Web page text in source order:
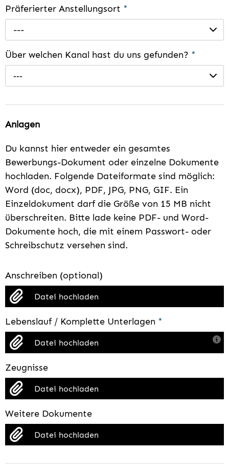
Präferierter Anstellungsort *
---
Über welchen Kanal hast du uns gefunden? *
---
Anlagen
Du kannst hier entweder ein gesamtes
Bewerbungs-Dokument oder einzelne Dokumente
hochladen. Folgende Dateiformate sind möglich:
Word (doc, docx), PDF, JPG, PNG, GIF. Ein
Einzeldokument darf die Größe von 15 MB nicht
überschreiten. Bitte lade keine PDF- und Word-
Dokumente hoch, die mit einem Passwort- oder
Schreibschutz versehen sind.
Anschreiben (optional)
Datei hochladen
Lebenslauf / Komplette Unterlagen *
Datei hochladen
Zeugnisse
Datei hochladen
Weitere Dokumente
Datei hochladen